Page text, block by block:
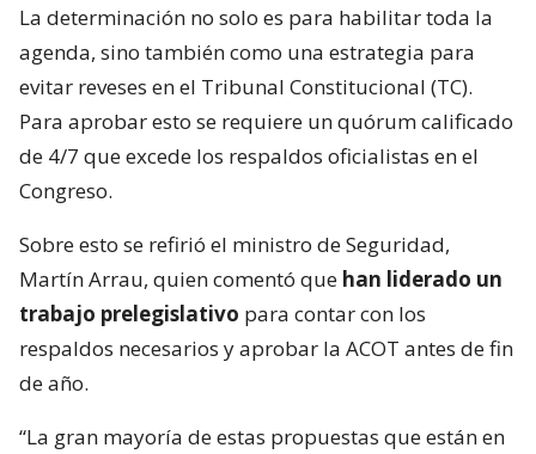
La determinación no solo es para habilitar toda la
agenda, sino también como una estrategia para
evitar reveses en el Tribunal Constitucional (TC).
Para aprobar esto se requiere un quórum calificado
de 4/7 que excede los respaldos oficialistas en el
Congreso.
Sobre esto se refirió el ministro de Seguridad,
Martín Arrau, quien comentó que han liderado un
trabajo prelegislativo para contar con los
respaldos necesarios y aprobar la ACOT antes de fin
de año.
“La gran mayoría de estas propuestas que están en